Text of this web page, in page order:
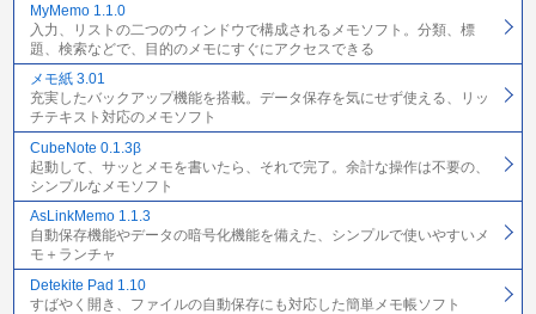
MyMemo 1.1.0
入力、リストの二つのウィンドウで構成されるメモソフト。分類、標
題、検索などで、目的のメモにすぐにアクセスできる
メモ紙 3.01
充実したバックアップ機能を搭載。データ保存を気にせず使える、リッ
チテキスト対応のメモソフト
CubeNote 0.1.3β
起動して、サッとメモを書いたら、それで完了。余計な操作は不要の、
シンプルなメモソフト
AsLinkMemo 1.1.3
自動保存機能やデータの暗号化機能を備えた、シンプルで使いやすいメ
モ＋ランチャ
Detekite Pad 1.10
すばやく開き、ファイルの自動保存にも対応した簡単メモ帳ソフト